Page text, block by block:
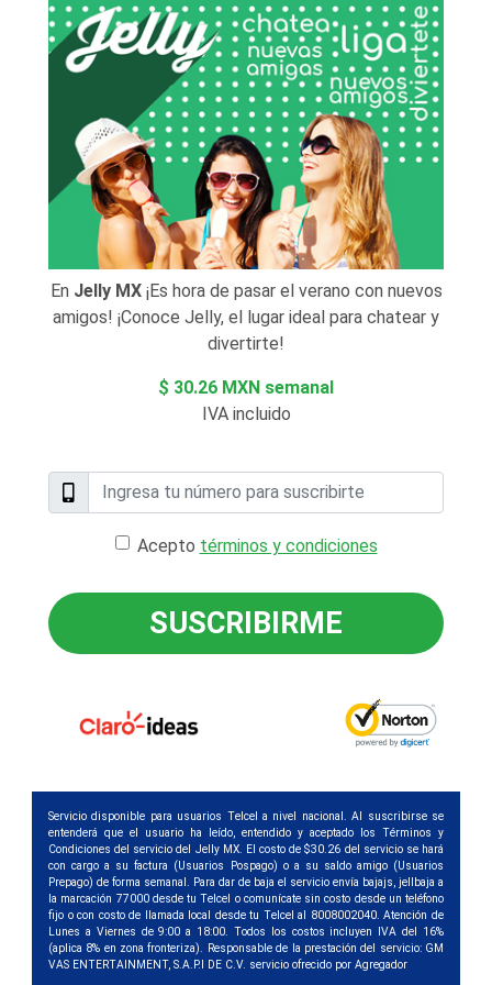
En Jelly MX¡Es hora de pasar el verano con nuevos
amigos! ¡Conoce Jelly, el lugar ideal para chatear y
divertirte!
$ 30.26 MXN semanal
IVA incluido
Acepto términos y condiciones
SUSCRIBIRME
Servicio disponible para usuarios Telcel a nivel nacional. Al suscribirse se
entenderá que el usuario ha leído, entendido y aceptado los Términos y
Condiciones del servicio del Jelly MX. El costo de $30.26 del servicio se hará
con cargo a su factura (Usuarios Pospago) o a su saldo amigo (Usuarios
Prepago) de forma semanal. Para dar de baja el servicio envía bajajs, jellbaja a
la marcación 77000 desde tu Telcel o comunícate sin costo desde un teléfono
fijo o con costo de llamada local desde tu Telcel al 8008002040. Atención de
Lunes a Viernes de 9:00 a 18:00. Todos los costos incluyen IVA del 16%
(aplica 8% en zona fronteriza). Responsable de la prestación del servicio: GM
VAS ENTERTAINMENT, S.A.P.I DE C.V. servicio ofrecido por Agregador